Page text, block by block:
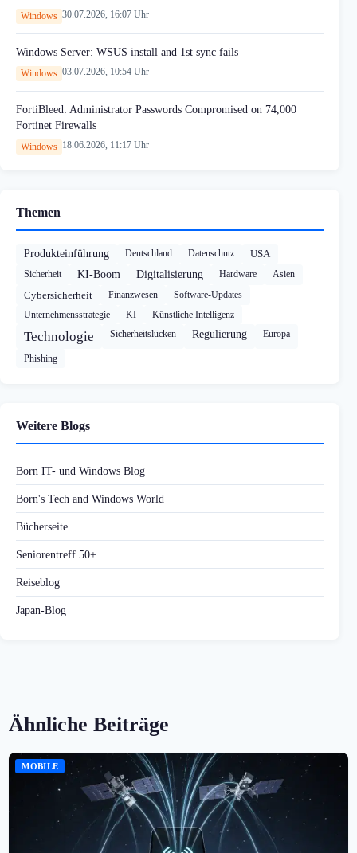
Windows 30.07.2026, 16:07 Uhr
Windows Server: WSUS install and 1st sync fails
Windows 03.07.2026, 10:54 Uhr
FortiBleed: Administrator Passwords Compromised on 74,000
Fortinet Firewalls
Windows 18.06.2026, 11:17 Uhr
Themen
Produkteinführung Deutschland Datenschutz USA
Sicherheit KI-Boom Digitalisierung Hardware Asien
Cybersicherheit Finanzwesen
Software-Updates
Unternehmensstrategie
KI Künstliche Intelligenz
Technologie Sicherheitslücken Regulierung Europa
Phishing
Weitere Blogs
Born IT- und Windows Blog
Born's Tech and Windows World
Bücherseite
Seniorentreff 50+
Reiseblog
Japan-Blog
Ähnliche Beiträge
MOBILE